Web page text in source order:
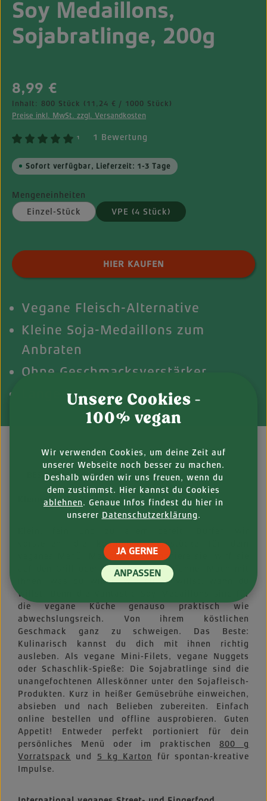
Soy Medaillons,
Sojabratlinge, 200g
Regulärer Preis:
8,99 €
Inhalt: 800 Stück (11,24 € / 1000 Stück)
Preise inkl. MwSt. zzgl. Versandkosten
¹ 1 Bewertung
Vegane Fleisch-Alternative
Kleine Soja-Medaillons zum
Anbraten
Ohne Geschmacksverstärker
Lange haltbar
Sofort verfügbar, Lieferzeit: 1-3 Tage
Mengeneinheiten
Einzel-Stück
VPE (4 Stück)
Produkt Anzahl: Gib den gewünschten
HIER KAUFEN
BESCHREIBUNG
Kleine Sojabratlinge für alle Fälle
vorstellen: die köstlichen Kernstücke für dein
veganes Menü. Mariniere oder paniere sie, wirf sie
auf den Grill oder hau sie in die Pfanne! Mach mit
ihnen, was du willst, wie du es willst, wann du
willst. Denn die Vantastic Soy Medaillons sind für
die vegane Küche genauso praktisch wie
abwechslungsreich. Von ihrem köstlichen
Geschmack ganz zu schweigen. Das Beste:
Kulinarisch kannst du dich mit ihnen richtig
ausleben. Als vegane Mini-Filets, vegane Nuggets
oder Schaschlik-Spieße: Die Sojabratlinge sind die
unangefochtenen Alleskönner unter den Sojafleisch-
Produkten. Kurz in heißer Gemüsebrühe einweichen,
absieben und nach Belieben zubereiten. Einfach
online bestellen und offline ausprobieren. Guten
Appetit! Entweder perfekt portioniert für dein
persönliches Menü oder im praktischen 800 g
Vorratspack
und 5 kg Karton
für spontan-kreative
Impulse.
Unsere Cookies -
100% vegan
Wir verwenden Cookies, um deine Zeit auf
unserer Webseite noch besser zu machen.
Deshalb würden wir uns freuen, wenn du
dem zustimmst. Hier kannst du Cookies
ablehnen. Genaue Infos findest du hier in
unserer Datenschutzerklärung.
ANPASSEN
JA GERNE